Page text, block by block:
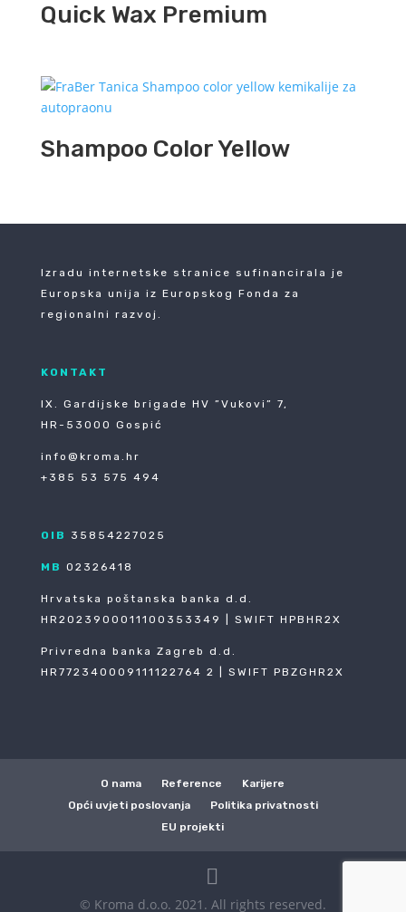
Quick Wax Premium
Shampoo Color Yellow
Izradu internetske stranice sufinancirala je
Europska unija iz Europskog Fonda za
regionalni razvoj.
KONTAKT
IX. Gardijske brigade HV ”Vukovi” 7,
HR-53000 Gospić
info@kroma.hr
+385 53 575 494
OIB 35854227025
MB 02326418
Hrvatska poštanska banka d.d.
HR2023900011100353349 | SWIFT HPBHR2X
Privredna banka Zagreb d.d.
HR772340009111122764 2 | SWIFT PBZGHR2X
O nama Reference
Karijere
Opći uvjeti poslovanja
Politika privatnosti
EU projekti
© Kroma d.o.o. 2021. All rights reserved.